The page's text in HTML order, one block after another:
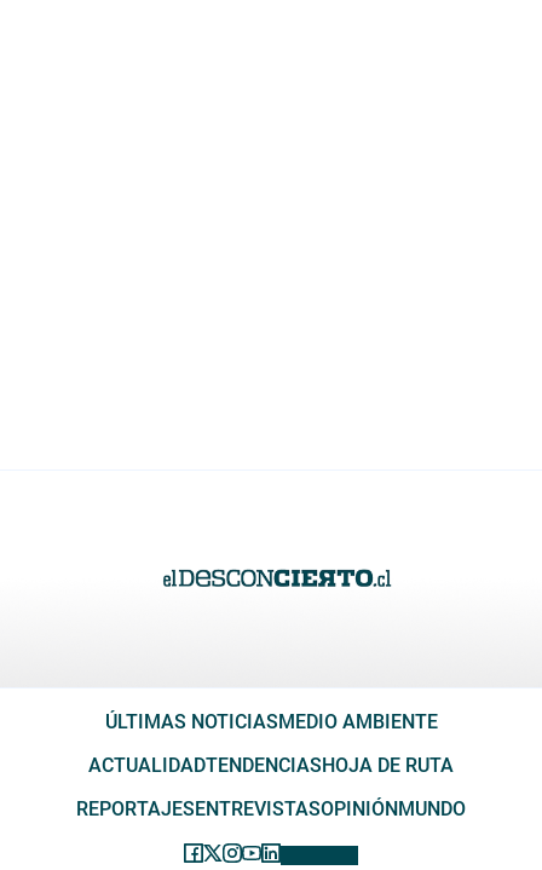
ÚLTIMAS NOTICIASMEDIO AMBIENTE
ACTUALIDADTENDENCIASHOJA DE RUTA
REPORTAJESENTREVISTASOPINIÓNMUNDO